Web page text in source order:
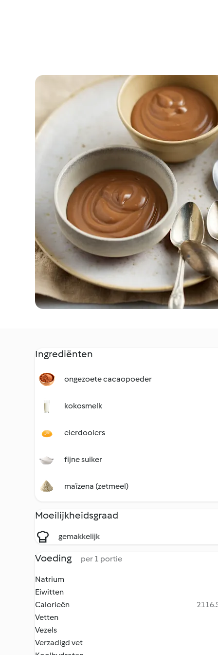
Ingrediënten
ongezoete cacaopoeder
kokosmelk
eierdooiers
fijne suiker
maïzena (zetmeel)
Moeilijkheidsgraad
gemakkelijk
Voeding per 1 portie
Natrium
Eiwitten
Calorieën
Vetten
Vezels
Verzadigd vet